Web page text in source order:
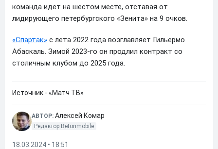
команда идет на шестом месте, отставая от
лидирующего петербургского «Зенита» на 9 очков.
«Спартак» с лета 2022 года возглавляет Гильермо
Абаскаль. Зимой 2023-го он продлил контракт со
столичным клубом до 2025 года.
Источник - «Матч ТВ»
АВТОР: Алексей Комар
Редактор Betonmobile
18.03.2024 • 18:51